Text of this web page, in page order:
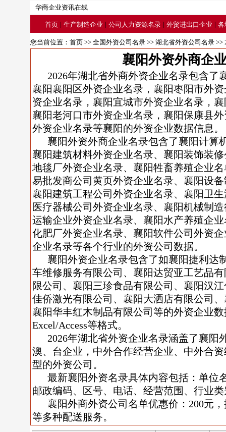
华商企业资讯在线
首页 | 生产制造企业 | 公司人力资源名录 | 外贸进出口企业 | 各
您当前位置： 首页 >> 全国外资公司名录 >> 湖北省外资公司名录 >>
襄阳外资外商企
2026年湖北省外商外资企业名录包含了
襄阳襄阳区外资企业名录，襄阳枣阳市外
资企业名录，襄阳宜城市外资企业名录，
襄阳老河口市外资企业名录，襄阳保康县
外资企业名录等襄阳的外资企业数据信息。
襄阳外资外商企业名录包含了襄阳计算
襄阳建筑材料外资企业名录、襄阳装饰装
地毯厂外资企业名录、襄阳牲畜养殖企业
易批发商公司黄页外资企业名录、襄阳设
襄阳建筑工程公司外资企业名录、襄阳卫
医疗器械公司外资企业名录、襄阳机械制
运输企业外资企业名录、襄阳水产养殖企
化肥厂外资企业名录、襄阳软件公司外资
企业名录等各个行业的外资公司数据。
襄阳外资企业名录包含了如襄阳捷利达
车维修服务有限公司、襄阳达贸亚工艺品
限公司、襄阳三珍食品有限公司、襄阳汉
佳侨激光有限公司、襄阳大洒店有限公司
襄阳华丰红木制品有限公司等的外资企业
Excel/Access等格式。
2026年湖北省外资企业名录涵盖了襄阳
澳、台企业，中外合作经营企业、中外合
型的外资公司。
最新襄阳外资名录具体内容包括：单位
邮政编码、区号、电话、经营范围、行业
襄阳外商外资公司名单优惠价：200元
等多种配送服务。